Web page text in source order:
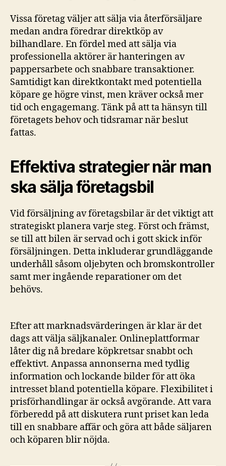
Vissa företag väljer att sälja via återförsäljare
medan andra föredrar direktköp av
bilhandlare. En fördel med att sälja via
professionella aktörer är hanteringen av
pappersarbete och snabbare transaktioner.
Samtidigt kan direktkontakt med potentiella
köpare ge högre vinst, men kräver också mer
tid och engagemang. Тänk på att ta hänsyn till
företagets behov och tidsramar när beslut
fattas.
Effektiva strategier när man
ska sälja företagsbil
Vid försäljning av företagsbilar är det viktigt att
strategiskt planera varje steg. Först och främst,
se till att bilen är servad och i gott skick inför
försäljningen. Detta inkluderar grundläggande
underhåll såsom oljebyten och bromskontroller
samt mer ingående reparationer om det
behövs.
Efter att marknadsvärderingen är klar är det
dags att välja säljkanaler. Onlineplattformar
låter dig nå bredare köpkretsar snabbt och
effektivt. Anpassa annonserna med tydlig
information och lockande bilder för att öka
intresset bland potentiella köpare. Flexibilitet i
prisförhandlingar är också avgörande. Att vara
förberedd på att diskutera runt priset kan leda
till en snabbare affär och göra att både säljaren
och köparen blir nöjda.